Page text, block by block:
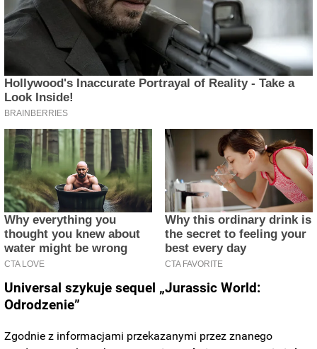
Universal szykuje sequel „Jurassic World:
Odrodzenie”
Zgodnie z informacjami przekazanymi przez znanego